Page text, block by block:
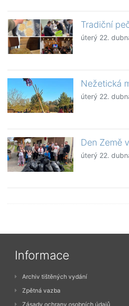
Tradiční
úterý 22.
Nežetická
úterý 22.
Den Země
úterý 22.
Informace
Archiv tištěných vydání
Zpětná vazba
Zásady ochrany osobních údajů